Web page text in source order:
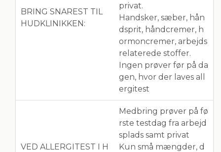
BRING SNAREST TIL
HUDKLINIKKEN:
privat.
Handsker, sæber, hån
dsprit, håndcremer, h
ormoncremer, arbejds
relaterede stoffer.
Ingen prøver før på da
gen, hvor der laves all
ergitest
VED ALLERGITEST I H
Medbring prøver på fø
rste testdag fra arbejd
splads samt privat
Kun små mængder, d